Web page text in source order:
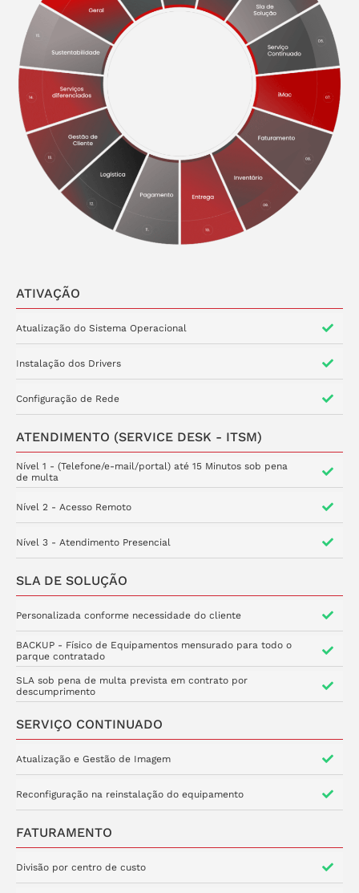
ATIVAÇÃO
Atualização do Sistema Operacional
Instalação dos Drivers
Configuração de Rede
ATENDIMENTO (SERVICE DESK - ITSM)
Nível 1 - (Telefone/e-mail/portal) até 15 Minutos sob pena
de multa
Nível 2 - Acesso Remoto
Nível 3 - Atendimento Presencial
SLA DE SOLUÇÃO
Personalizada conforme necessidade do cliente
BACKUP - Físico de Equipamentos mensurado para todo o
parque contratado
SLA sob pena de multa prevista em contrato por
descumprimento
SERVIÇO CONTINUADO
Atualização e Gestão de Imagem
Reconfiguração na reinstalação do equipamento
FATURAMENTO
Divisão por centro de custo